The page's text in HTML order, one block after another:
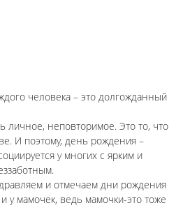
человека – это долгожданный
личное, неповторимое. Это то, что
И поэтому, день рождения –
у многих с ярким и
и отмечаем дни рождения
у мамочек, ведь мамочки-это тоже